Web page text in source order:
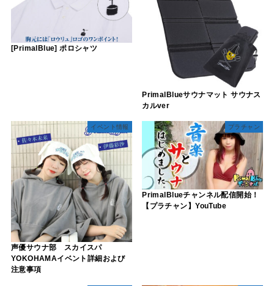
[PrimalBlue] ポロシャツ
PrimalBlueサウナマット サウナス
カルver
イベント情報
声優サウナ部 スカイスパ
YOKOHAMAイベント詳細および
注意事項
プラチャン
PrimalBlueチャンネル配信開始！
【プラチャン】YouTube